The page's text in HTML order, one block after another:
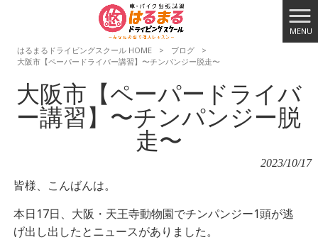
MENU
はるまるドライビングスクール HOME
> ブログ
>
大阪市【ペーパードライバー講習】〜チンパンジー脱走〜
大阪市【ペーパードライバ
ー講習】〜チンパンジー脱
走〜
2023/10/17
皆様、こんばんは。
本日17日、 大阪・天王寺動物園でチンパンジー1頭が逃
げ出し出したとニュースがありました。